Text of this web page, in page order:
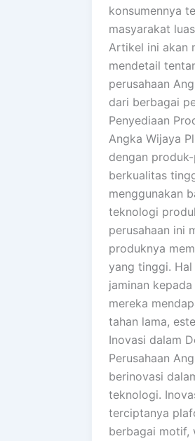
konsumennya
masyarakat
Artikel ini akan
mendetail
perusahaan
dari berbagai
Penyediaan
Angka Wijaya
dengan
berkualitas
menggunakan
teknologi
perusahaan ini
produknya
yang tinggi.
jaminan
mereka
tahan lama,
Inovasi dalam
Perusahaan
berinovasi
teknologi.
terciptanya
berbagai motif,